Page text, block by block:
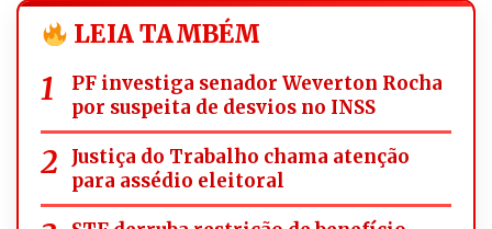
LEIA TAMBÉM
PF investiga senador Weverton Rocha
por suspeita de desvios no INSS
Justiça do Trabalho chama atenção
para assédio eleitoral